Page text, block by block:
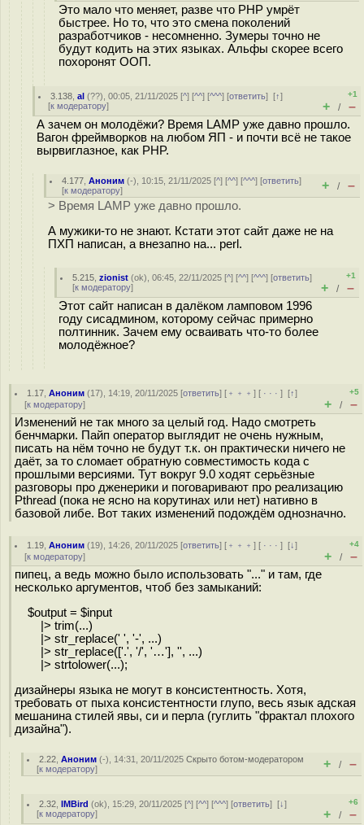
Это мало что меняет, разве что PHP умрёт
быстрее. Но то, что это смена поколений
разработчиков - несомненно. Зумеры точно не
будут кодить на этих языках. Альфы скорее всего
похоронят ООП.
3.138 ,al (??), 00:05, 21/11/2025 [^] [^^] [^^^] [ответить][↑]
[к модератору]
+1
+ / –
А зачем он молодёжи? Время LAMP уже давно прошло.
Вагон фреймворков на любом ЯП - и почти всё не такое
вырвиглазное, как PHP.
4.177 ,Аноним (-), 10:15, 21/11/2025 [^] [^^] [^^^] [ответить]
[к модератору] + / –
> Время LAMP уже давно прошло.
А мужики-то не знают. Кстати этот сайт даже не на
ПХП написан, а внезапно на... perl.
5.215 ,zionist (ok), 06:45, 22/11/2025 [^] [^^] [^^^] [ответить]
[к модератору]
+1
+ / –
Этот сайт написан в далёком ламповом 1996
году сисадмином, которому сейчас примерно
полтинник. Зачем ему осваивать что-то более
молодёжное?
1.17 ,Аноним (17), 14:19, 20/11/2025 [ответить] [ ﹢﹢﹢] [ · · ·][↑]
[к модератору]
+5
+ / –
Изменений не так много за целый год. Надо смотреть
бенчмарки. Пайп оператор выглядит не очень нужным,
писать на нём точно не будут т.к. он практически ничего не
даёт, за то сломает обратную совместимость кода с
прошлыми версиями. Тут вокруг 9.0 ходят серьёзные
разговоры про дженерики и поговаривают про реализацию
Pthread (пока не ясно на корутинах или нет) нативно в
базовой либе. Вот таких изменений подождём однозначно.
1.19 ,Аноним (19), 14:26, 20/11/2025 [ответить] [ ﹢﹢﹢] [ · · ·][↓]
[к модератору]
+4
+ / –
пипец, а ведь можно было использовать "..." и там, где
несколько аргументов, чтоб без замыканий:
$output = $input
|> trim(...)
|> str_replace(' ', '-', ...)
|> str_replace(['.', '/', '…'], '', ...)
|> strtolower(...);
дизайнеры языка не могут в консистентность. Хотя,
требовать от пыха консистентности глупо, весь язык адская
мешанина стилей явы, си и перла (гуглить "фрактал плохого
дизайна").
2.22 ,Аноним (-), 14:31, 20/11/2025Скрыто ботом-модератором
[к модератору] + / –
2.32 ,IMBird (ok), 15:29, 20/11/2025 [^] [^^] [^^^] [ответить][↓]
[к модератору]
+6
+ / –